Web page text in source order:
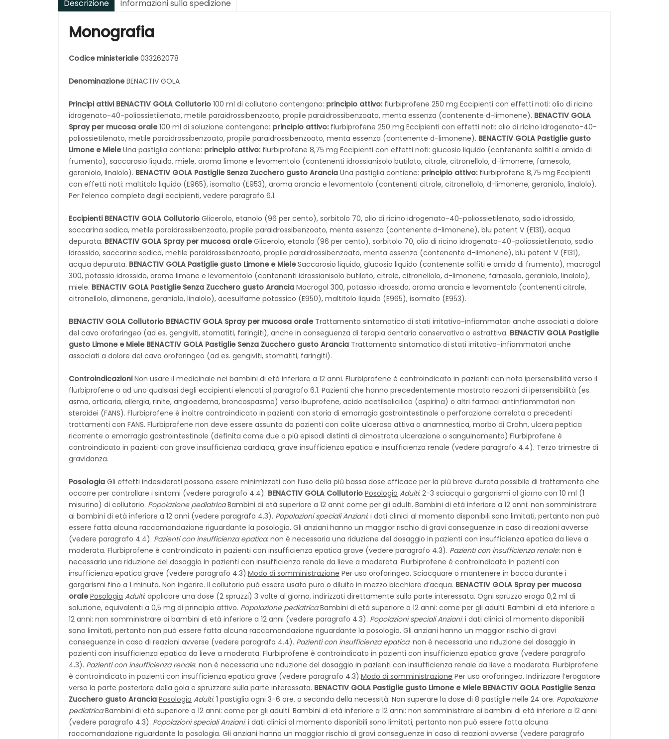
Descrizione Informazioni sulla spedizione
Monografia
Codice ministeriale 033262078
Denominazione BENACTIV GOLA
Principi attivi BENACTIV GOLA Collutorio 100 ml di collutorio contengono: principio attivo: flurbiprofene 250 mg Eccipienti con effetti noti: olio di ricino
idrogenato-40-poliossietilenato, metile paraidrossibenzoato, propile paraidrossibenzoato, menta essenza (contenente d-limonene). BENACTIV GOLA
Spray per mucosa orale100 ml di soluzione contengono: principio attivo: flurbiprofene 250 mg Eccipienti con effetti noti: olio di ricino idrogenato-40-
poliossietilenato, metile paraidrossibenzoato, propile paraidrossibenzoato, menta essenza (contenente d-limonene). BENACTIV GOLA Pastiglie gusto
Limone e MieleUna pastiglia contiene: principio attivo: flurbiprofene 8,75 mg Eccipienti con effetti noti: glucosio liquido (contenente solfiti e amido di
frumento), saccarosio liquido, miele, aroma limone e levomentolo (contenenti idrossianisolo butilato, citrale, citronellolo, d-limonene, farnesolo,
geraniolo, linalolo). BENACTIV GOLA Pastiglie Senza Zucchero gusto Arancia Una pastiglia contiene: principio attivo: flurbiprofene 8,75 mg Eccipienti
con effetti noti: maltitolo liquido (E965), isomalto (E953), aroma arancia e levomentolo (contenenti citrale, citronellolo, d-limonene, geraniolo, linalolo).
Per l’elenco completo degli eccipienti, vedere paragrafo 6.1.
Eccipienti BENACTIV GOLA Collutorio Glicerolo, etanolo (96 per cento), sorbitolo 70, olio di ricino idrogenato-40-poliossietilenato, sodio idrossido,
saccarina sodica, metile paraidrossibenzoato, propile paraidrossibenzoato, menta essenza (contenente d-limonene), blu patent V (E131), acqua
depurata. BENACTIV GOLA Spray per mucosa oraleGlicerolo, etanolo (96 per cento), sorbitolo 70, olio di ricino idrogenato-40-poliossietilenato, sodio
idrossido, saccarina sodica, metile paraidrossibenzoato, propile paraidrossibenzoato, menta essenza (contenente d-limonene), blu patent V (E131),
acqua depurata. BENACTIV GOLA Pastiglie gusto Limone e MieleSaccarosio liquido, glucosio liquido (contenente solfiti e amido di frumento), macrogol
300, potassio idrossido, aroma limone e levomentolo (contenenti idrossianisolo butilato, citrale, citronellolo, d-limonene, farnesolo, geraniolo, linalolo),
miele. BENACTIV GOLA Pastiglie Senza Zucchero gusto Arancia Macrogol 300, potassio idrossido, aroma arancia e levomentolo (contenenti citrale,
citronellolo, dlimonene, geraniolo, linalolo), acesulfame potassico (E950), maltitolo liquido (E965), isomalto (E953).
BENACTIV GOLA Collutorio BENACTIV GOLA Spray per mucosa oraleTrattamento sintomatico di stati irritativo-infiammatori anche associati a dolore
del cavo orofaringeo (ad es. gengiviti, stomatiti, faringiti), anche in conseguenza di terapia dentaria conservativa o estrattiva. BENACTIV GOLA Pastiglie
gusto Limone e Miele BENACTIV GOLA Pastiglie Senza Zucchero gusto Arancia Trattamento sintomatico di stati irritativo-infiammatori anche
associati a dolore del cavo orofaringeo (ad es. gengiviti, stomatiti, faringiti).
Controindicazioni Non usare il medicinale nei bambini di età inferiore a 12 anni. Flurbiprofene è controindicato in pazienti con nota ipersensibilità verso il
flurbiprofene o ad uno qualsiasi degli eccipienti elencati al paragrafo 6.1. Pazienti che hanno precedentemente mostrato reazioni di ipersensibilità (es.
asma, orticaria, allergia, rinite, angioedema, broncospasmo) verso ibuprofene, acido acetilsalicilico (aspirina) o altri farmaci antinfiammatori non
steroidei (FANS). Flurbiprofene è inoltre controindicato in pazienti con storia di emorragia gastrointestinale o perforazione correlata a precedenti
trattamenti con FANS. Flurbiprofene non deve essere assunto da pazienti con colite ulcerosa attiva o anamnestica, morbo di Crohn, ulcera peptica
ricorrente o emorragia gastrointestinale (definita come due o più episodi distinti di dimostrata ulcerazione o sanguinamento).Flurbiprofene è
controindicato in pazienti con grave insufficienza cardiaca, grave insufficienza epatica e insufficienza renale (vedere paragrafo 4.4). Terzo trimestre di
gravidanza.
Posologia Gli effetti indesiderati possono essere minimizzati con l’uso della più bassa dose efficace per la più breve durata possibile di trattamento che
occorre per controllare i sintomi (vedere paragrafo 4.4). BENACTIV GOLA Collutorio Posologia Adulti: 2-3 sciacqui o gargarismi al giorno con 10 ml (1
misurino) di collutorio. Popolazione pediatricaBambini di età superiore a 12 anni: come per gli adulti. Bambini di età inferiore a 12 anni: non somministrare
ai bambini di età inferiore a 12 anni (vedere paragrafo 4.3). Popolazioni speciali Anziani: i dati clinici al momento disponibili sono limitati, pertanto non può
essere fatta alcuna raccomandazione riguardante la posologia. Gli anziani hanno un maggior rischio di gravi conseguenze in caso di reazioni avverse
(vedere paragrafo 4.4). Pazienti con insufficienza epatica: non è necessaria una riduzione del dosaggio in pazienti con insufficienza epatica da lieve a
moderata. Flurbiprofene è controindicato in pazienti con insufficienza epatica grave (vedere paragrafo 4.3). Pazienti con insufficienza renale: non è
necessaria una riduzione del dosaggio in pazienti con insufficienza renale da lieve a moderata. Flurbiprofene è controindicato in pazienti con
insufficienza epatica grave (vedere paragrafo 4.3).Modo di somministrazione Per uso orofaringeo. Sciacquare o mantenere in bocca durante i
gargarismi fino a 1 minuto. Non ingerire. Il collutorio può essere usato puro o diluito in mezzo bicchiere d’acqua. BENACTIV GOLA Spray per mucosa
orale Posologia Adulti: applicare una dose (2 spruzzi) 3 volte al giorno, indirizzati direttamente sulla parte interessata. Ogni spruzzo eroga 0,2 ml di
soluzione, equivalenti a 0,5 mg di principio attivo. Popolazione pediatricaBambini di età superiore a 12 anni: come per gli adulti. Bambini di età inferiore a
12 anni: non somministrare ai bambini di età inferiore a 12 anni (vedere paragrafo 4.3). Popolazioni speciali Anziani: i dati clinici al momento disponibili
sono limitati, pertanto non può essere fatta alcuna raccomandazione riguardante la posologia. Gli anziani hanno un maggior rischio di gravi
conseguenze in caso di reazioni avverse (vedere paragrafo 4.4). Pazienti con insufficienza epatica: non è necessaria una riduzione del dosaggio in
pazienti con insufficienza epatica da lieve a moderata. Flurbiprofene è controindicato in pazienti con insufficienza epatica grave (vedere paragrafo
4.3). Pazienti con insufficienza renale: non è necessaria una riduzione del dosaggio in pazienti con insufficienza renale da lieve a moderata. Flurbiprofene
è controindicato in pazienti con insufficienza epatica grave (vedere paragrafo 4.3).Modo di somministrazione Per uso orofaringeo. Indirizzare l’erogatore
verso la parte posteriore della gola e spruzzare sulla parte interessata. BENACTIV GOLA Pastiglie gusto Limone e Miele BENACTIV GOLA Pastiglie Senza
Zucchero gusto Arancia Posologia Adulti: 1 pastiglia ogni 3-6 ore, a seconda della necessità. Non superare la dose di 8 pastiglie nelle 24 ore. Popolazione
pediatricaBambini di età superiore a 12 anni: come per gli adulti. Bambini di età inferiore a 12 anni: non somministrare ai bambini di età inferiore a 12 anni
(vedere paragrafo 4.3). Popolazioni speciali Anziani: i dati clinici al momento disponibili sono limitati, pertanto non può essere fatta alcuna
raccomandazione riguardante la posologia. Gli anziani hanno un maggior rischio di gravi conseguenze in caso di reazioni avverse (vedere paragrafo